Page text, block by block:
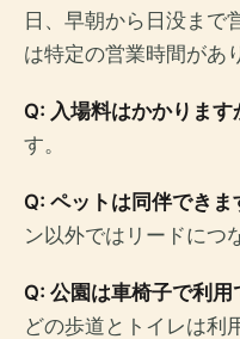
日、早朝から日没まで
は特定の営業時間があ
Q: 入場料はかかります
す。
Q: ペットは同伴できま
ン以外ではリードにつ
Q: 公園は車椅子で利用
どの歩道とトイレは利